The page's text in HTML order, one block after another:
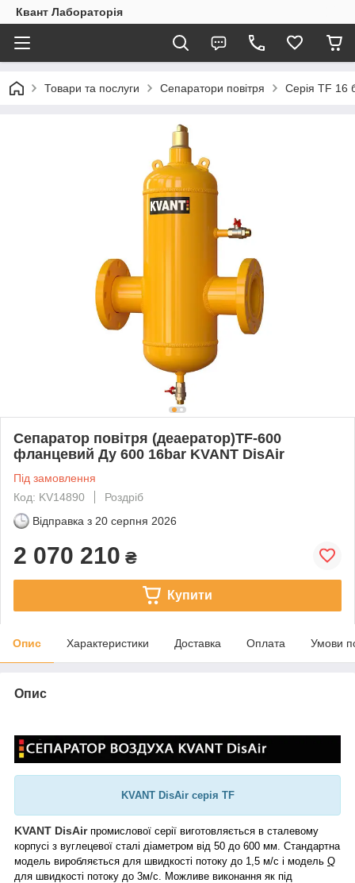
Квант Лабораторія
Товари та послуги Сепаратори повітря Серія TF 16
Сепаратор повітря (деаератор)ТF-600
фланцевий Ду 600 16bar KVANT DisAir
Під замовлення
Код: KV14890
Роздріб
Відправка з 20 серпня 2026
2 070 210 ₴
Купити
Опис Характеристики Доставка Оплата Умови
Опис
KVANT DisAir серія TF
KVANT DisAirпромислової серії виготовляється в сталевому
корпусі з вуглецевої сталі діаметром від 50 до 600 мм. Стандартна
модель виробляється для швидкості потоку до 1,5 м/с і модель Q
для швидкості потоку до 3м/c. Можливе виконання як під